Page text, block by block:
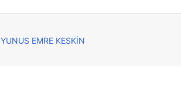
YUNUS EMRE KESKİN